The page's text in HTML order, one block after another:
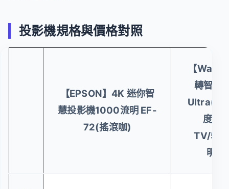
投影機規格與價格對照
【EPSON】4K 迷你智
慧投影機1000流明 EF-
72(搖滾咖)
【
轉智慧
度/
TV/
明/